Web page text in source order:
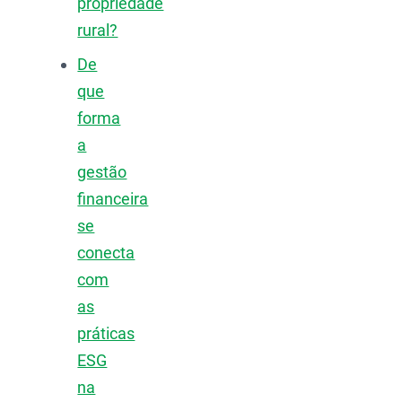
rural?
De
que
forma
a
gestão
financeira
se
conecta
com
as
práticas
ESG
na